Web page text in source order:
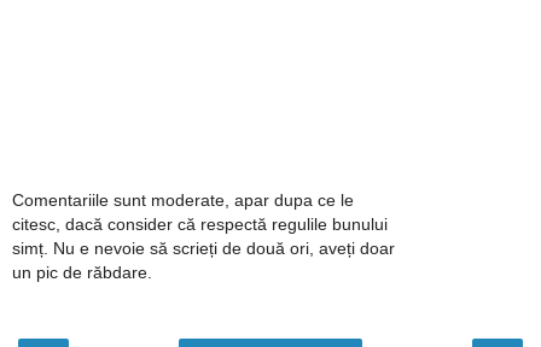
Comentariile sunt moderate, apar dupa ce le
citesc, dacă consider că respectă regulile bunului
simț. Nu e nevoie să scrieți de două ori, aveți doar
un pic de răbdare.